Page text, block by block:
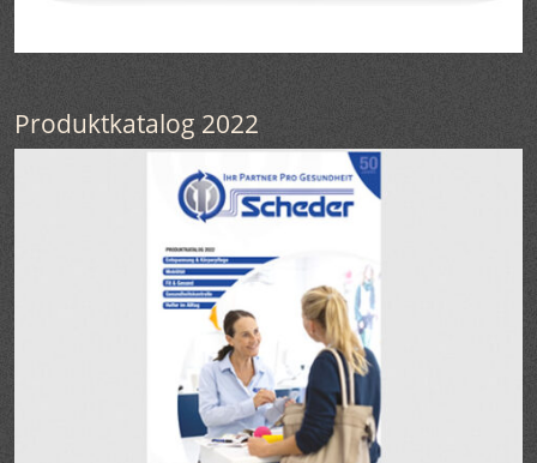
Produktkatalog 2022